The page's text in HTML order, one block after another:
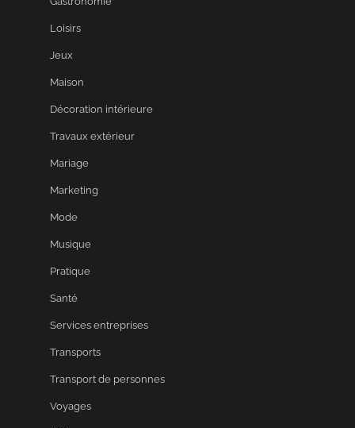
Loisirs
Jeux
Maison
Décoration intérieure
Travaux extérieur
Mariage
Marketing
Mode
Musique
Pratique
Santé
Services entreprises
Transports
Transport de personnes
Voyages